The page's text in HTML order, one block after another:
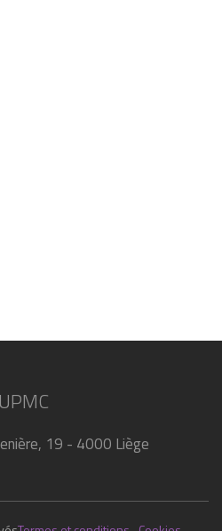
UPMC
19 - 4000 Liège